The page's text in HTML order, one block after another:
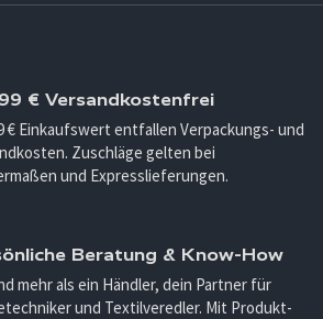
€ Versandkostenfrei
€ Einkaufswert entfallen Verpackungs- und
Zuschläge gelten bei
und Expresslieferungen.
Beratung & Know-How
mehr als ein Händler, dein Partner für
und Textilveredler. Mit Produkt-